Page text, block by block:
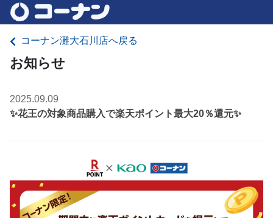
コーナン灘大石川店へ戻る
お知らせ
2025.09.09
✨花王の対象商品購入で楽天ポイント最大20％還元✨